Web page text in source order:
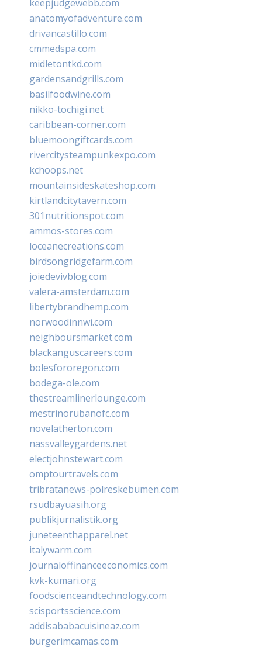
keepjudgewebb.com
anatomyofadventure.com
drivancastillo.com
cmmedspa.com
midletontkd.com
gardensandgrills.com
basilfoodwine.com
nikko-tochigi.net
caribbean-corner.com
bluemoongiftcards.com
rivercitysteampunkexpo.com
kchoops.net
mountainsideskateshop.com
kirtlandcitytavern.com
301nutritionspot.com
ammos-stores.com
loceanecreations.com
birdsongridgefarm.com
joiedevivblog.com
valera-amsterdam.com
libertybrandhemp.com
norwoodinnwi.com
neighboursmarket.com
blackanguscareers.com
bolesfororegon.com
bodega-ole.com
thestreamlinerlounge.com
mestrinorubanofc.com
novelatherton.com
nassvalleygardens.net
electjohnstewart.com
omptourtravels.com
tribratanews-polreskebumen.com
rsudbayuasih.org
publikjurnalistik.org
juneteenthapparel.net
italywarm.com
journaloffinanceeconomics.com
kvk-kumari.org
foodscienceandtechnology.com
scisportsscience.com
addisababacuisineaz.com
burgerimcamas.com